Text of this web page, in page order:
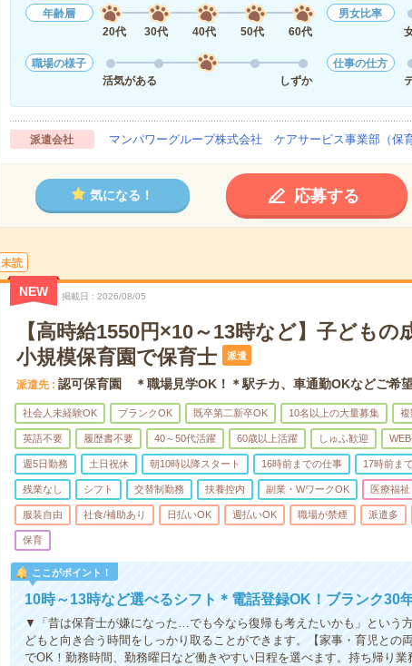
年齢層
20代
30代 40代 50代 60代
男女比率
職場の様子
活気がある
しずか
仕事の仕方
派遣会社 マンパワーグループ株式会社 ケアサービス事業部（保育
気になる！ 応募する
未読
NEW 掲載日 2026/08/05
【高時給1550円×10～13時など】子どもの
小規模保育園で保育士
派遣
派遣先 認可保育園 ＊職場見学OK！＊駅チカ、車通勤OKなどご希
社会人未経験OK ブランクOK 既卒第二新卒OK 10名以上の大量募集 複
英語不要 履歴書不要 40～50代活躍 60歳以上活躍 しゅふ歓迎
週5日勤務 土日祝休 朝10時以降スタート 16時前までの仕事 17時前ま
残業なし シフト 交替制勤務 扶養控内 副業・WワークOK 医療福祉
服装自由 社食/補助あり 日払いOK 週払いOK 職場が禁煙 派遣多
保育
ここがポイント！
10時～13時など選べるシフト＊電話登録OK！ブランク30
▼「昔は保育士が嫌になった…でも今なら復帰も考えたいかも」という
どもと向き合う時間をしっかり取ることができます。【家事・育児との
でOK！勤務時間、勤務曜日など働きやすい日程を選べます。持ち帰り